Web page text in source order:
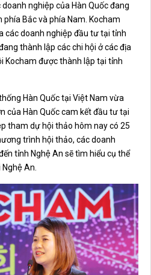
nghiệp của Hàn Quốc đang
Bắc và phía Nam. Kocham
các doanh nghiệp đầu tư tại tỉnh
thành lập các chi hội ở các địa
Kocham được thành lập tại tỉnh
Hàn Quốc tại Việt Nam vừa
của Hàn Quốc cam kết đầu tư tại
tham dự hội thảo hôm nay có 25
trình hội thảo, các doanh
tỉnh Nghệ An sẽ tìm hiểu cụ thể
An.